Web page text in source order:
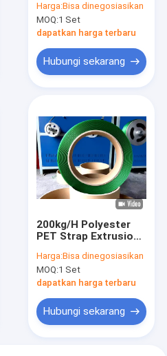
Harga:Bisa dinegosiasikan
MOQ:1 Set
dapatkan harga terbaru
Hubungi sekarang
200kg/H Polyester
PET Strap Extrusion
Untuk Industri Brick
Oven
Harga:Bisa dinegosiasikan
MOQ:1 Set
dapatkan harga terbaru
Hubungi sekarang